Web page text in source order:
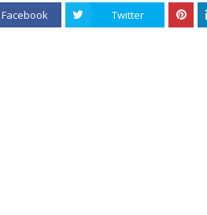
Facebook Twitter